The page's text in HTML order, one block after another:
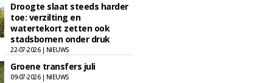
Droogte slaat steeds harder
toe: verzilting en
watertekort zetten ook
stadsbomen onder druk
22-07-2026 | NIEUWS
Groene transfers juli
09-07-2026 | NIEUWS